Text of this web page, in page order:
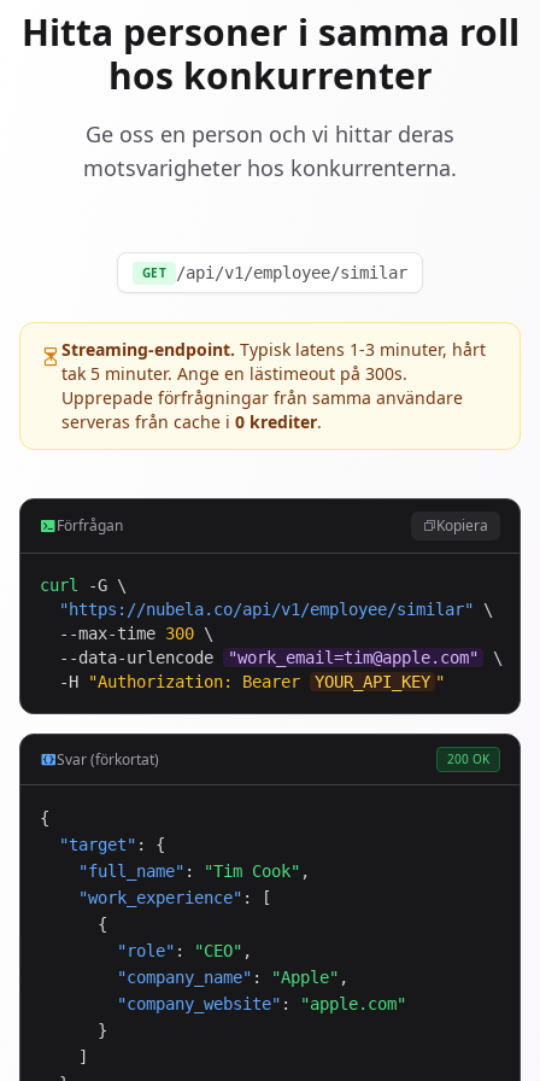
Hitta personer i samma roll
hos konkurrenter
Ge oss en person och vi hittar deras
motsvarigheter hos konkurrenterna.
GET /api/v1/employee/similar
Streaming-endpoint. Typisk latens 1-3 minuter, hårt
tak 5 minuter. Ange en lästimeout på 300s.
Upprepade förfrågningar från samma användare
serveras från cache i 0 krediter.
Förfrågan Kopiera
curl
-G \
"https://nubela.co/api/v1/employee/similar" \
  --max-time
300 \
  --data-urlencode
"work_email=tim@apple.com"
\
  -H
"Authorization: Bearer YOUR_API_KEY "
Svar (förkortat) 200 OK
{
"target" : {
"full_name" : "Tim Cook" ,
"work_experience" : [
      {
"role" : "CEO" ,
"company_name" : "Apple" ,
"company_website" :
"apple.com"
      }
    ]